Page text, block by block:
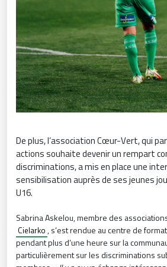
De plus, l’association Cœur-Vert, qui
actions souhaite devenir un rempart
discriminations, a mis en place une
sensibilisation auprès de ses jeunes
U16.
Sabrina Askelou, membre des
Cielarko , s’est rendue au centre de
pendant plus d’une heure sur la
particulièrement sur les discriminations